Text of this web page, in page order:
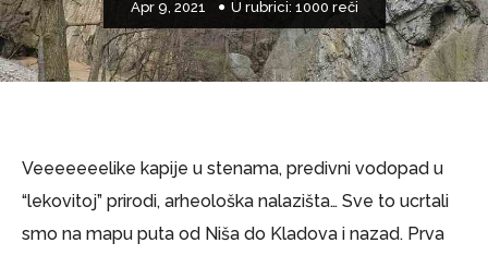
Apr 9, 2021 U rubrici: 1000 reči
Veeeeeeelike kapije u stenama, predivni vodopad u
“lekovitoj” prirodi, arheološka nalazišta… Sve to ucrtali
smo na mapu puta od Niša do Kladova i nazad. Prva